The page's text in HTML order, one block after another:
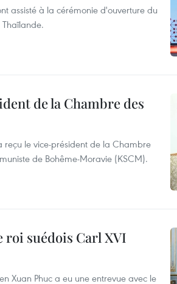
assisté à la cérémonie d'ouverture du
de la Chambre des
reçu le vice-président de la Chambre
de Bohême-Moravie (KSCM).
roi suédois Carl XVI
Xuan Phuc a eu une entrevue avec le